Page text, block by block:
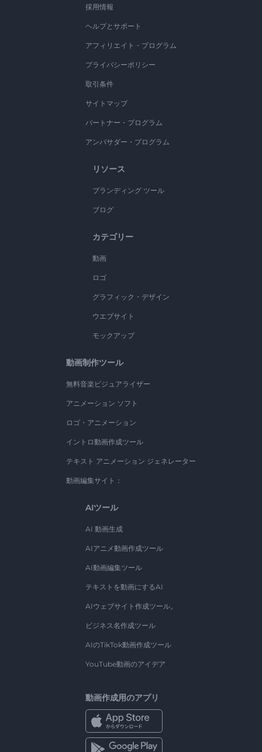
採用情報
ヘルプとサポート
アフィリエイト・プログラム
プライバシーポリシー
取引条件
サイトマップ
パートナー・プログラム
アンバサダー・プログラム
リソース
ブランディング ツール
ブログ
カテゴリー
動画
ロゴ
グラフィック・デザイン
ウエブサイト
モックアップ
動画制作ツール
無料音楽ビジュアライザー
アニメーション ソフト
ロゴ・アニメーション
イントロ動画作成ツール
テキスト アニメーション ジェネレーター
動画編集サイト：
AIツール
AI 動画生成
AIアニメ動画作成ツール
AI動画編集ツール
テキストを動画にするAI
AIウェブサイト作成ツール。
ビジネス名作成ツール
AIのTikTok動画作成ツール
YouTube動画のアイデア
動画作成用のアプリ